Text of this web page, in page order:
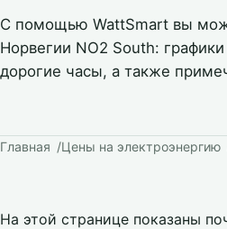
С помощью WattSmart вы
Норвегии NO2 South:
дорогие часы, а также
Главная Цены на электроэнергию
На этой странице показаны